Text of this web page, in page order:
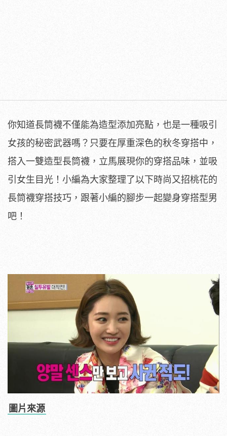
你知道長筒襪不僅能為造型添加亮點，也是一種吸引
女孩的秘密武器嗎？只要在厚重深色的秋冬穿搭中，
搭入一雙造型長筒襪，立馬展現你的穿搭品味，並吸
引女生目光！小編為大家整理了以下時尚又招桃花的
長筒襪穿搭技巧，跟著小編的腳步一起變身穿搭型男
吧！
圖片來源